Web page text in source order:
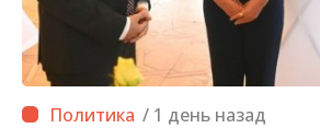
/ 1 день назад